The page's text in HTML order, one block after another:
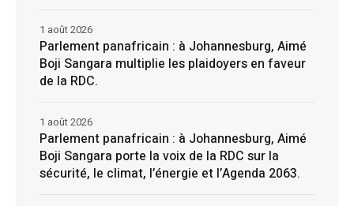
Parlement panafricain : à Johannesburg, Aimé
Boji Sangara multiplie les plaidoyers en faveur
de la RDC.
1 août 2026
Parlement panafricain : à Johannesburg, Aimé
Boji Sangara porte la voix de la RDC sur la
sécurité, le climat, l’énergie et l’Agenda 2063.
1 août 2026